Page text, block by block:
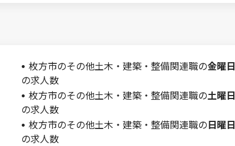
枚方市のその他土木・建築・整備関連職の金曜日
の求人数
枚方市のその他土木・建築・整備関連職の土曜日
の求人数
枚方市のその他土木・建築・整備関連職の日曜日
の求人数